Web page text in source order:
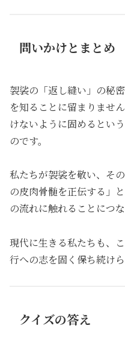
問いかけとまとめ
袈裟の「返し縫い」の秘
を知ることに留まりませ
けないように固めるとい
のです。
私たちが袈裟を敬い、そ
の皮肉骨髄を正伝する」
の流れに触れることにつな
現代に生きる私たちも、
行への志を固く保ち続け
クイズの答え